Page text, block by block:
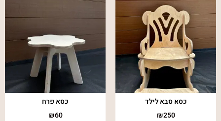
כסא סבא לילד
₪250
כסא פרח
₪60